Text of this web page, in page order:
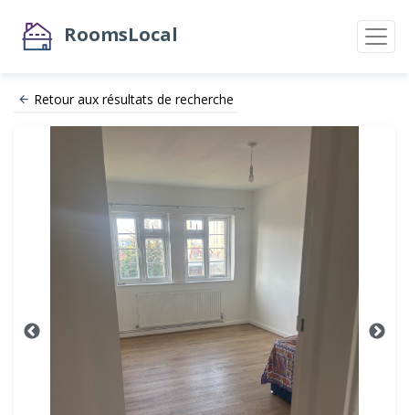
RoomsLocal
Retour aux résultats de recherche